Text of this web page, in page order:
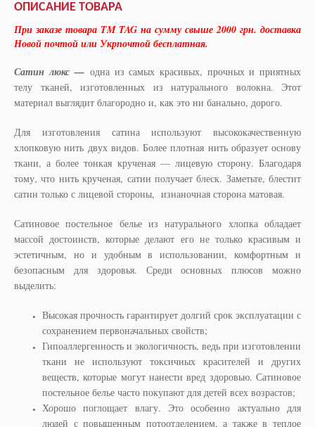
ОПИСАНИЕ ТОВАРА
При заказе товара TM TAG на сумму свыше 2000 грн. доставка
Новой почтой или Укрпочтой бесплатная.
Сатин люкс— одна из самых красивых, прочных и приятных
телу тканей, изготовленных из натурального волокна. Этот
материал выглядит благородно и, как это ни банально, дорого.
Для изготовления сатина используют высококачественную
хлопковую нить двух видов. Более плотная нить образует основу
ткани, а более тонкая крученая — лицевую сторону. Благодаря
тому, что нить крученая, сатин получает блеск. Заметьте, блестит
сатин только с лицевой стороны, изнаночная сторона матовая.
Сатиновое постельное белье из натурального хлопка обладает
массой достоинств, которые делают его не только красивым и
эстетичным, но и удобным в использовании, комфортным и
безопасным для здоровья. Среди основных плюсов можно
выделить:
Высокая прочность гарантирует долгий срок эксплуатации с
сохранением первоначальных свойств;
Гипоаллергенность и экологичность, ведь при изготовлении
ткани не используют токсичных красителей и других
веществ, которые могут нанести вред здоровью. Сатиновое
постельное белье часто покупают для детей всех возрастов;
Хорошо поглощает влагу. Это особенно актуально для
людей с повышенным потоотделением, а также в теплое